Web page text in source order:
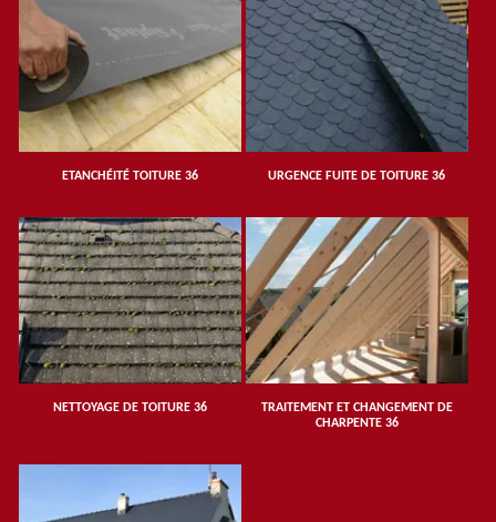
ETANCHÉITÉ TOITURE 36 URGENCE FUITE DE TOITURE 36
NETTOYAGE DE TOITURE 36
TRAITEMENT ET CHANGEMENT DE
CHARPENTE 36